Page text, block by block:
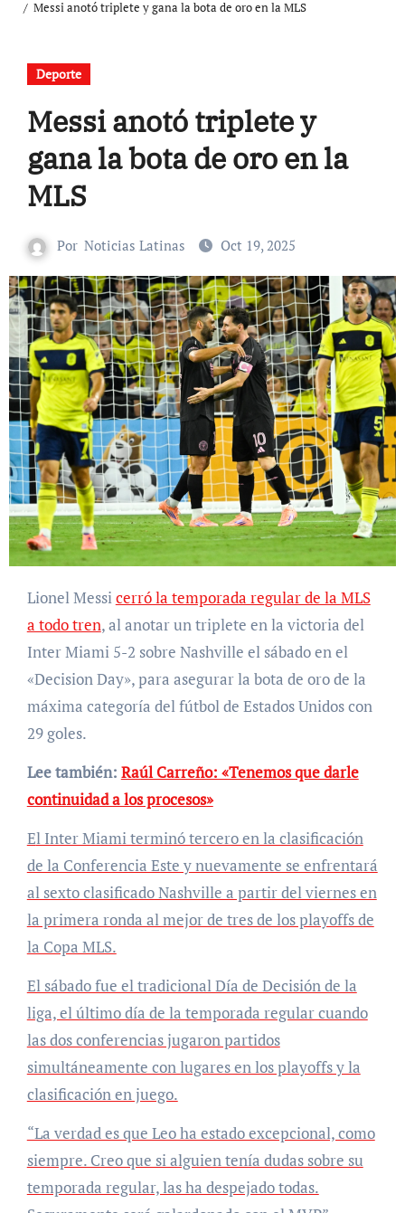
Messi anotó triplete y gana la bota de oro en la MLS
Deporte
Messi anotó triplete y
gana la bota de oro en la
MLS
Por Noticias Latinas Oct 19, 2025
Lionel Messicerró la temporada regular de la MLS
a todo tren, al anotar un triplete en la victoria del
Inter Miami 5-2 sobre Nashville el sábado en el
«Decision Day», para asegurar la bota de oro de la
máxima categoría del fútbol de Estados Unidos con
29 goles.
Lee también: Raúl Carreño: «Tenemos que darle
continuidad a los procesos»
El Inter Miami terminó tercero en la clasificación
de la Conferencia Este y nuevamente se enfrentará
al sexto clasificado Nashville a partir del viernes en
la primera ronda al mejor de tres de los playoffs de
la Copa MLS.
El sábado fue el tradicional Día de Decisión de la
liga, el último día de la temporada regular cuando
las dos conferencias jugaron partidos
simultáneamente con lugares en los playoffs y la
clasificación en juego.
“La verdad es que Leo ha estado excepcional, como
siempre. Creo que si alguien tenía dudas sobre su
temporada regular, las ha despejado todas.